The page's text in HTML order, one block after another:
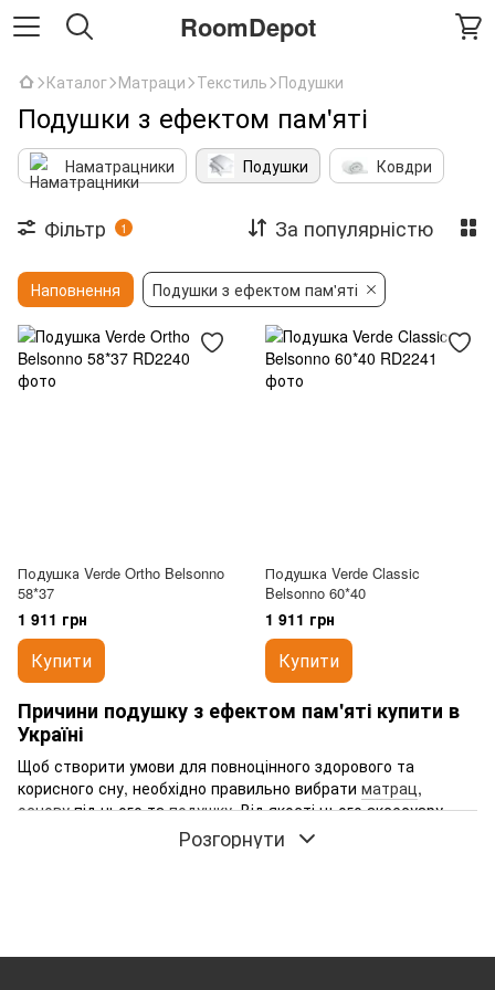
RoomDepot
Каталог Матраци Текстиль Подушки
Подушки з ефектом пам'яті
Наматрацники Подушки Ковдри
Фільтр 1 За популярністю
Наповнення Подушки з ефектом пам'яті
Подушка Verde Ortho Belsonno
58*37
1 911 грн
Купити
Подушка Verde Classic
Belsonno 60*40
1 911 грн
Купити
Причини подушку з ефектом пам'яті купити в
Україні
Щоб створити умови для повноцінного здорового та
корисного сну, необхідно правильно вибрати матрац,
основупід нього таподушку. Від якості цього аксесуару
залежить правильне положення шиї — якщо вона
напружена під час сну, вранці ви можете помітити біль у шиї
Розгорнути